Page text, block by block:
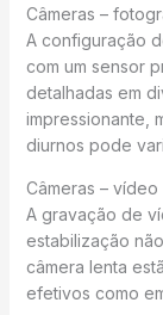
Câmeras –
A configuração
com um sensor
detalhadas em
impressionante,
diurnos pode
Câmeras – vídeo
A gravação de
estabilização
câmera lenta
efetivos como